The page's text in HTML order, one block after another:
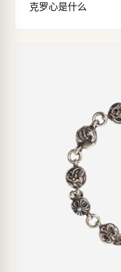
克罗心是什么